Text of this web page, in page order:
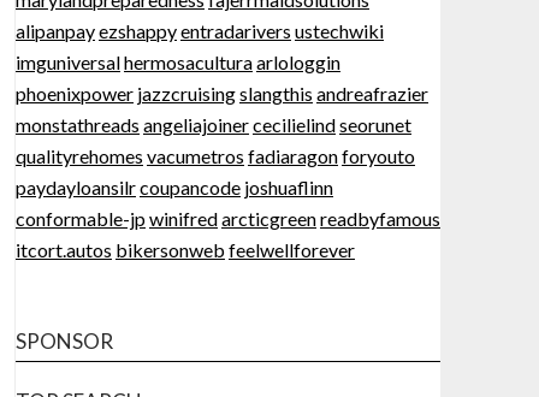
alipanpayezshappyentradarivers ustechwiki
imguniversalhermosaculturaarlologgin
phoenixpower jazzcruisingslangthis andreafrazier
monstathreads angeliajoinercecilielindseorunet
qualityrehomes vacumetros fadiaragonforyouto
paydayloansilrcoupancode joshuaflinn
conformable-jpwinifredarcticgreenreadbyfamous
itcort.autos bikersonweb feelwellforever
SPONSOR